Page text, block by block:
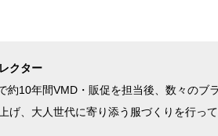
クター
約10年間VMD・販促を担当後、数々のブ
、大人世代に寄り添う服づくりを行って